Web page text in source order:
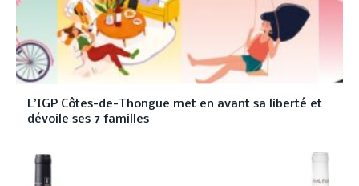
L’IGP Côtes-de-Thongue met en avant sa liberté et
dévoile ses 7 familles